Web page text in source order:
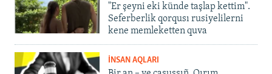
"Er şeyni eki künde taşlap kettim".
Seferberlik qorqusı rusiyelilerni
kene memleketten quva
İNSAN AQLARI